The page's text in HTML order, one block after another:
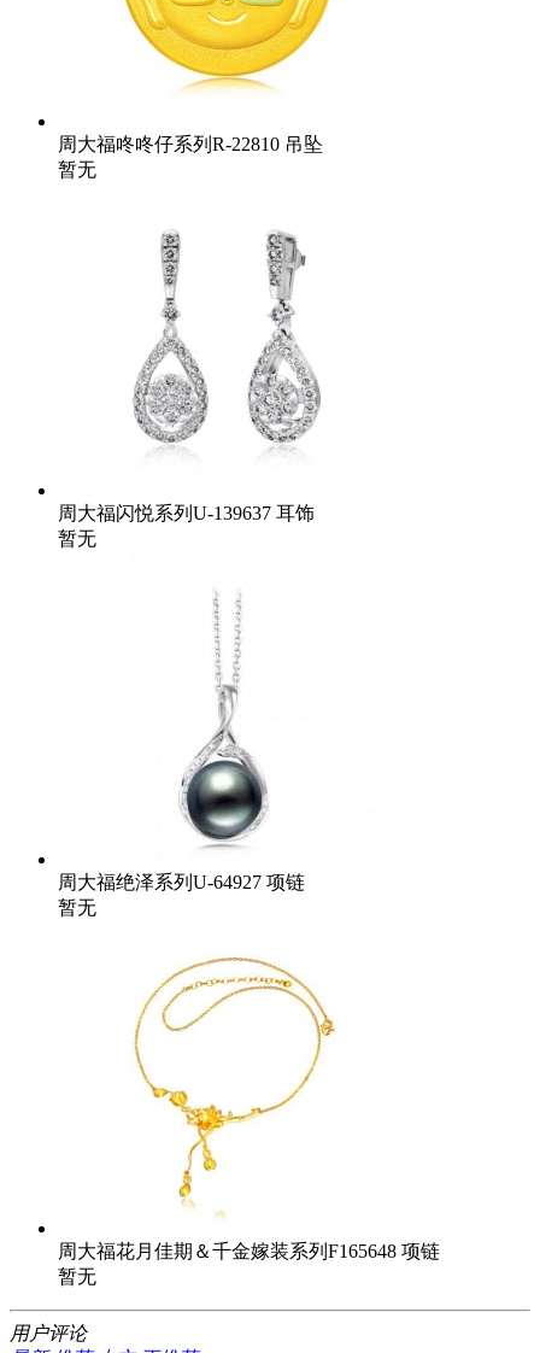
周大福咚咚仔系列R-22810 吊坠
暂无
周大福闪悦系列U-139637 耳饰
暂无
周大福绝泽系列U-64927 项链
暂无
周大福花月佳期＆千金嫁装系列F165648 项链
暂无
用户评论